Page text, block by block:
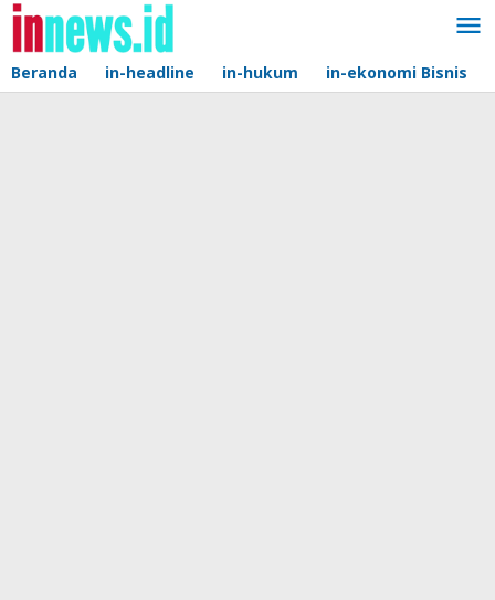
Lewati
konten
Beranda in-headline in-hukum in-ekonomi Bisnis